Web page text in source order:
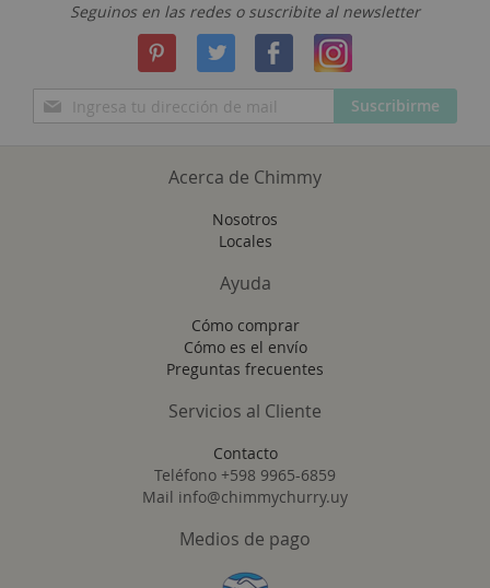
Seguinos en las redes o suscribite al newsletter
Inscríbase
a
Suscribirme
Acerca de Chimmy
Nosotros
Locales
Ayuda
Cómo comprar
Cómo es el envío
Preguntas frecuentes
Servicios al Cliente
Contacto
Teléfono +598 9965-6859
Mail info@chimmychurry.uy
Medios de pago